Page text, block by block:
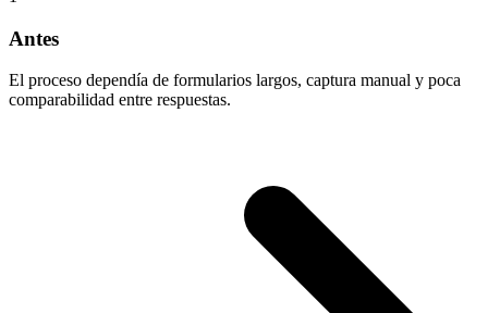
Antes
El proceso dependía de formularios largos, captura manual y poca
comparabilidad entre respuestas.